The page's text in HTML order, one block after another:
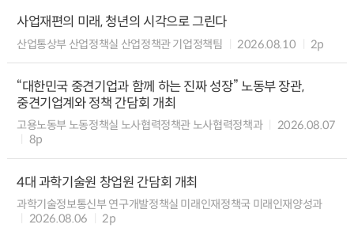
사업재편의 미래, 청년의 시각으로 그린다
산업통상부 산업정책실 산업정책관 기업정책팀 2026.08.10 2p
“대한민국 중견기업과 함께 하는 진짜 성장” 노동부 장관,
중견기업계와 정책 간담회 개최
고용노동부 노동정책실 노사협력정책관 노사협력정책과
2026.08.07
8p
4대 과학기술원 창업원 간담회 개최
과학기술정보통신부 연구개발정책실 미래인재정책국 미래인재양성과
2026.08.06
2p